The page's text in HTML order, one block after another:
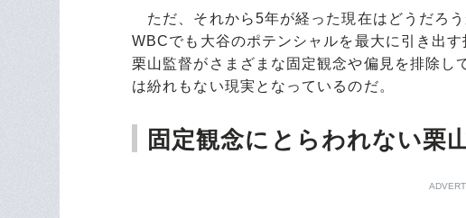
ただ、それから5年が経った現在はどうだろ
WBCでも大谷のポテンシャルを最大に引き出
栗山監督がさまざまな固定観念や偏見を排除し
は紛れもない現実となっているのだ。
固定観念にとらわれない栗